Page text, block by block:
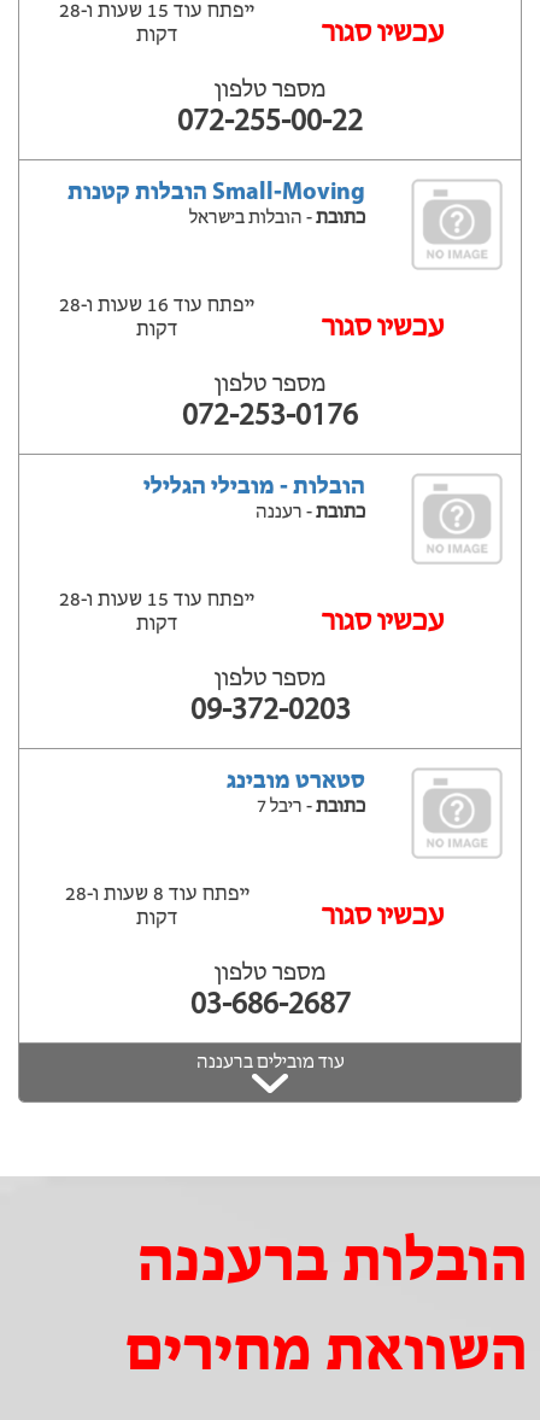
עכשיו סגור
ייפתח עוד 15 שעות ‫ו-28
דקות
מספר טלפון
072-255-00-22
Small-Moving הובלות קטנות
כתובת- הובלות בישראל
עכשיו סגור
ייפתח עוד 16 שעות ‫ו-28
דקות
מספר טלפון
072-253-0176
הובלות - מובילי הגלילי
כתובת- רעננה
עכשיו סגור
ייפתח עוד 15 שעות ‫ו-28
דקות
מספר טלפון
09-372-0203
סטארט מובינג
כתובת- ריבל 7
עכשיו סגור
ייפתח עוד 8 שעות ‫ו-28
דקות
מספר טלפון
03-686-2687
עוד מובילים ברעננה
הובלות ברעננה
השוואת מחירים